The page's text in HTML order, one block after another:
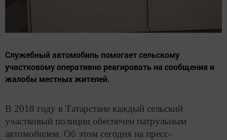
Служебный автомобиль помогает сельскому
участковому оперативно реагировать на сообщения и
жалобы местных жителей.
В 2018 году в Татарстане каждый сельский
участковый полиции обеспечен патрульным
автомобилем. Об этом сегодня на пресс-